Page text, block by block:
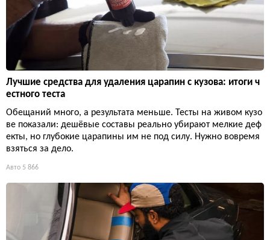
Лучшие средства для удаления царапин с кузова: итоги ч
естного теста
Обещаний много, а результата меньше. Тесты на живом кузо
ве показали: дешёвые составы реально убирают мелкие деф
екты, но глубокие царапины им не под силу. Нужно вовремя
взяться за дело.
Авто 5 866